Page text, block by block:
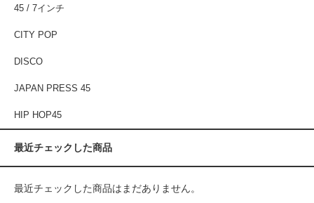
45 / 7インチ
CITY POP
DISCO
JAPAN PRESS 45
HIP HOP45
最近チェックした商品
最近チェックした商品はまだありません。